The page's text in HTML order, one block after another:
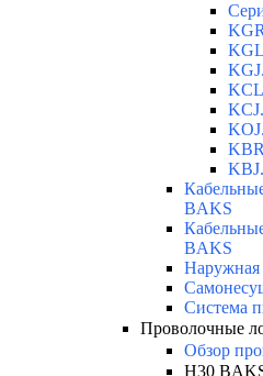
BAKS
BAKS
Наружная
Система
Проволочные
Обзор
H30